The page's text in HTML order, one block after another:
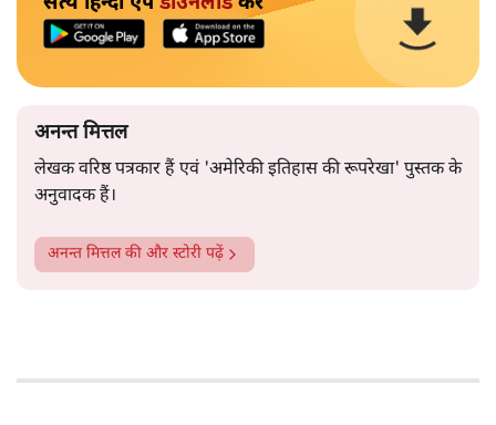
अनन्त मित्तल
लेखक वरिष्ठ पत्रकार हैं एवं 'अमेरिकी इतिहास की रूपरेखा' पुस्तक के
अनुवादक हैं।
अनन्त मित्तलकी और स्टोरी पढ़ें